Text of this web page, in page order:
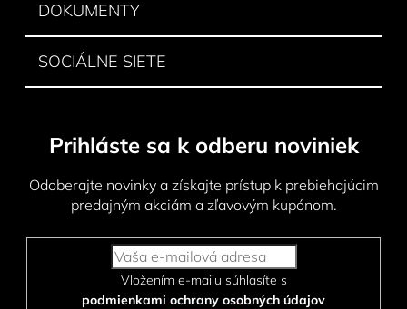
DOKUMENTY
SOCIÁLNE SIETE
Prihláste sa k odberu noviniek
Odoberajte novinky a získajte prístup k prebiehajúcim
predajným akciám a zľavovým kupónom.
podmienkami ochrany osobných údajov